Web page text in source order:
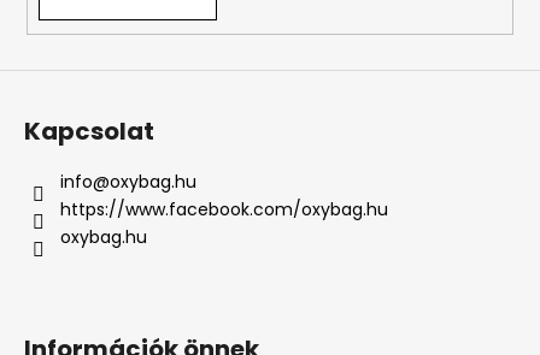
Kapcsolat
info@oxybag.hu
https://www.facebook.com/oxybag.hu
oxybag.hu